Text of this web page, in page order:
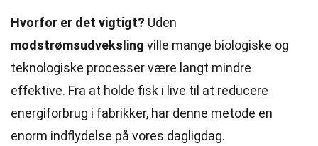
Hvorfor er det vigtigt? Uden
modstrømsudveksling ville mange biologiske og
teknologiske processer være langt mindre
effektive. Fra at holde fisk i live til at reducere
energiforbrug i fabrikker, har denne metode en
enorm indflydelse på vores dagligdag.